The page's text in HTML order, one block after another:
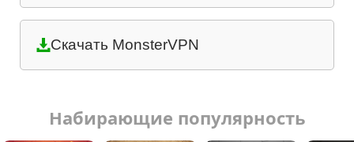
Скачать MonsterVPN
Набирающие популярность